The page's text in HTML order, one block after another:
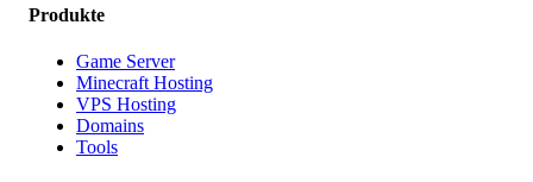
Produkte
Game Server
Minecraft Hosting
VPS Hosting
Domains
Tools